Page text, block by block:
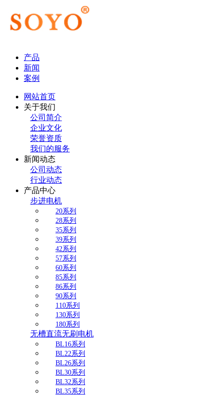
产品
新闻
案例
网站首页
关于我们
公司简介
企业文化
荣誉资质
我们的服务
新闻动态
公司动态
行业动态
产品中心
步进电机
20系列
28系列
35系列
39系列
42系列
57系列
60系列
85系列
86系列
90系列
110系列
130系列
180系列
无槽直流无刷电机
BL16系列
BL22系列
BL26系列
BL30系列
BL32系列
BL35系列